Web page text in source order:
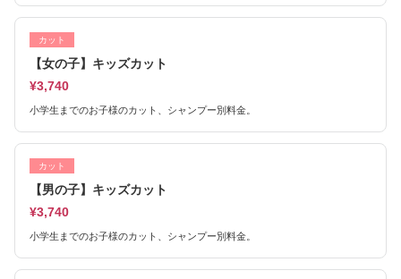
カット
【女の子】キッズカット
¥3,740
小学生までのお子様のカット、シャンプー別料金。
カット
【男の子】キッズカット
¥3,740
小学生までのお子様のカット、シャンプー別料金。